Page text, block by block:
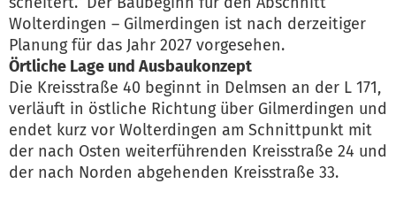
Wolterdingen – Gilmerdingen ist nach derzeitiger
Planung für das Jahr 2027 vorgesehen.
Örtliche Lage und Ausbaukonzept
Die Kreisstraße 40 beginnt in Delmsen an der L 171,
verläuft in östliche Richtung über Gilmerdingen und
endet kurz vor Wolterdingen am Schnittpunkt mit
der nach Osten weiterführenden Kreisstraße 24 und
der nach Norden abgehenden Kreisstraße 33.